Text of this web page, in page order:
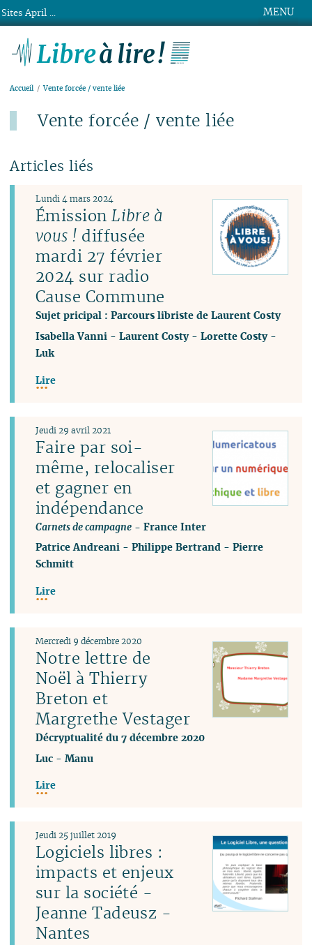
MENU
Accueil Vente forcée / vente liée
Vente forcée / vente liée
Articles liés
ÉmissionLibre à
vous ! diffusée
mardi 27 février
2024 sur radio
Cause Commune
Sujet pricipal : Parcours libriste de Laurent Costy
Lundi 4 mars 2024
Isabella Vanni -Laurent Costy-Lorette Costy-
Luk
Lire
Faire par soi-
même, relocaliser
et gagner en
indépendance
Carnets de campagne - France Inter
Jeudi 29 avril 2021
Patrice Andreani -Philippe Bertrand -Pierre
Schmitt
Lire
Notre lettre de
Noël à Thierry
Breton et
Margrethe Vestager
Décryptualité du 7 décembre 2020
Mercredi 9 décembre 2020
Luc -Manu
Lire
Logiciels libres :
impacts et enjeux
sur la société -
Jeanne Tadeusz -
Nantes
Jeudi 25 juillet 2019
Sites April ...